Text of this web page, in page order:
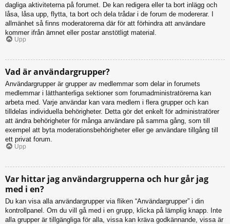
dagliga aktiviteterna på forumet. De kan redigera eller ta bort inlägg och
låsa, låsa upp, flytta, ta bort och dela trådar i de forum de modererar. I
allmänhet så finns moderatorerna där för att förhindra att användare
kommer ifrån ämnet eller postar anstötligt material.
Upp
Vad är användargrupper?
Användargrupper är grupper av medlemmar som delar in forumets
medlemmar i lätthanterliga sektioner som forumadministratörerna kan
arbeta med. Varje användar kan vara medlem i flera grupper och kan
tilldelas individuella behörigheter. Detta gör det enkelt för administratörer
att ändra behörigheter för många användare på samma gång, som till
exempel att byta moderationsbehörigheter eller ge användare tillgång till
ett privat forum.
Upp
Var hittar jag användargrupperna och hur går jag
med i en?
Du kan visa alla användargrupper via fliken “Användargrupper” i din
kontrollpanel. Om du vill gå med i en grupp, klicka på lämplig knapp. Inte
alla grupper är tillgängliga för alla, vissa kan kräva godkännande, vissa är